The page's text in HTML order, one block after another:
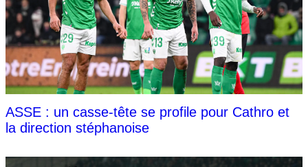
ASSE : un casse-tête se profile pour Cathro et
la direction stéphanoise